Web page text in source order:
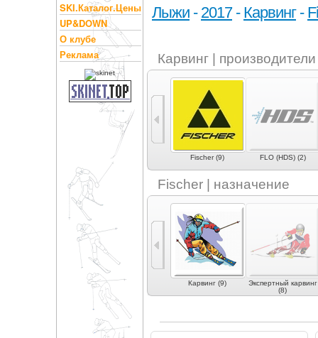
SKI.Каталог.Цены
UP&DOWN
О клубе
Реклама
Лыжи - 2017- Карвинг-
Карвинг | производители
Fischer (9) FLO (HDS) (2)
Fischer | назначение
Универсальные (5)
Экспертные
универсальные (5)
Карвинг (9)
Экспертный карвинг
(8)